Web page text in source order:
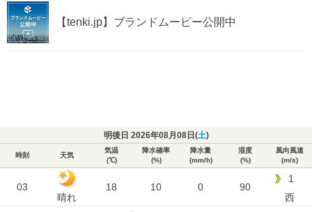
【tenki.jp】ブランドムービー公開中
明後日 2026年08月08日(土)
時刻 天気
気温
(℃)
降水確率
(%)
降水量
(mm/h)
湿度
(%)
風向風速
(m/s)
03
晴れ
18 10 0 90
1
西